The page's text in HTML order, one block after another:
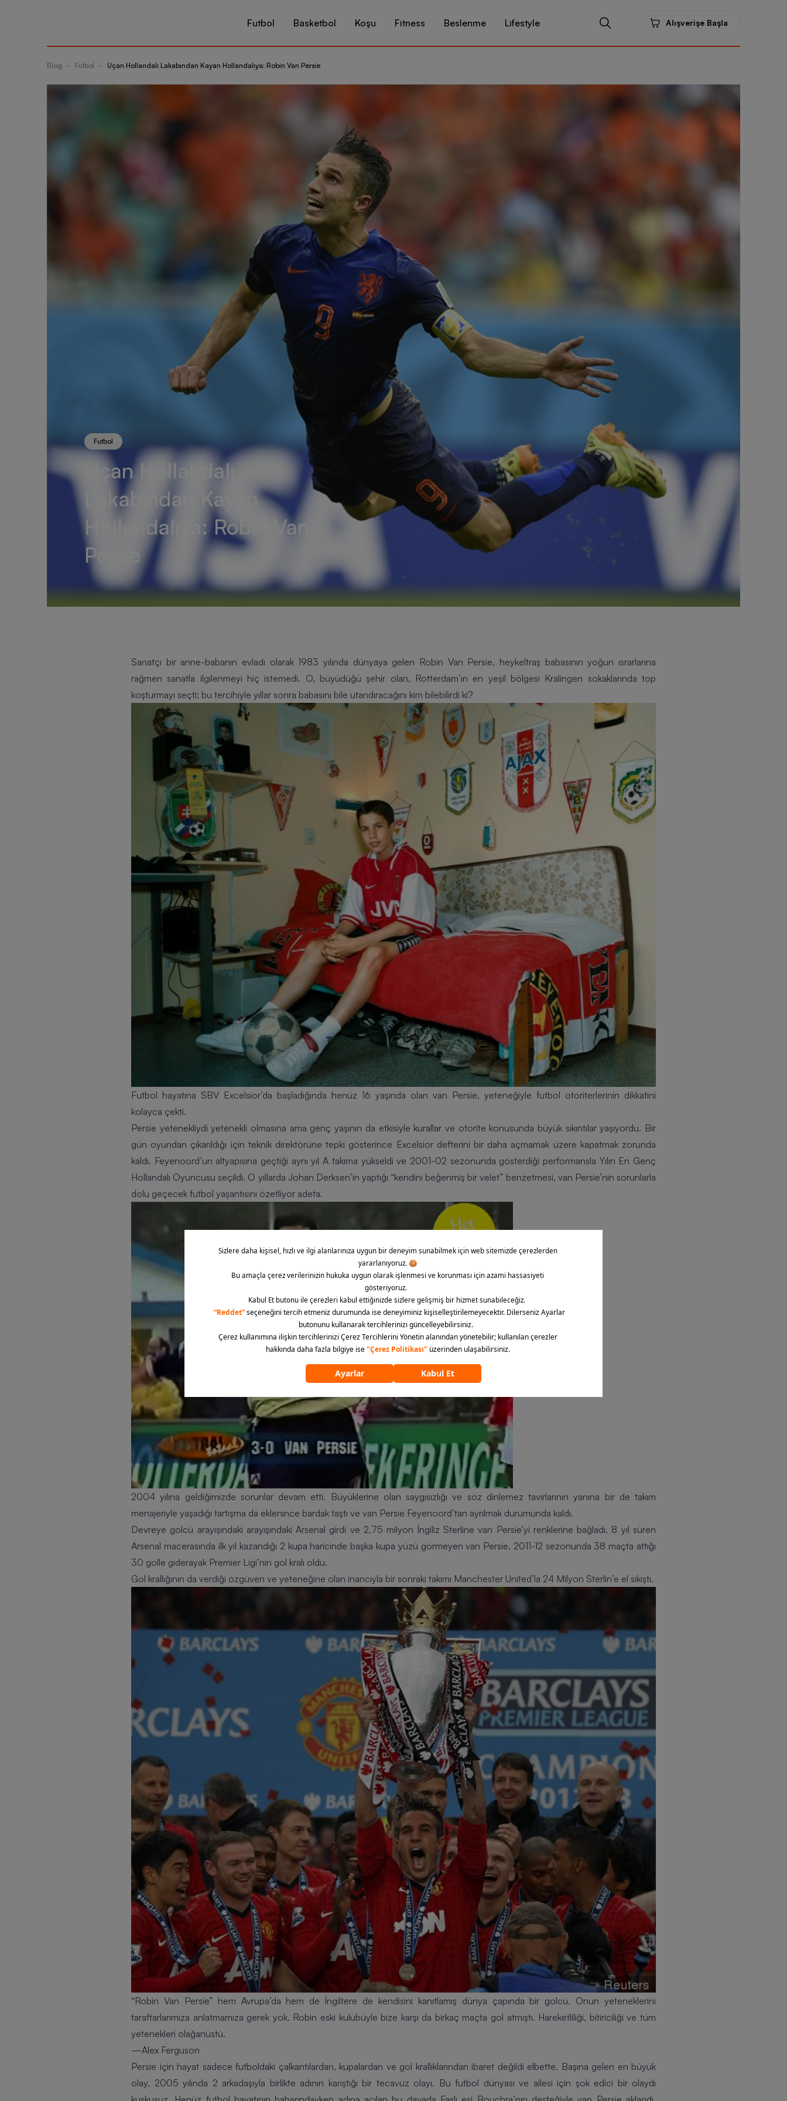
Futbol Basketbol Koşu Fitness Beslenme Lifestyle Alışverişe Başla
Blog - Futbol - Uçan Hollandalı Lakabından Kayan Hollandalıya: Robin Van Persie
Futbol
Uçan Hollandalı
Lakabından Kayan
Hollandalıya: Robin Van
Persie
Sanatçı bir anne-babanın evladı olarak 1983 yılında dünyaya gelen Robin Van Persie, heykeltraş babasının yoğun ısrarlarına
rağmen sanatla ilgilenmeyi hiç istemedi. O, büyüdüğü şehir olan, Rotterdam’ın en yeşil bölgesi Kralingen sokaklarında top
koşturmayı seçti; bu tercihiyle yıllar sonra babasını bile utandıracağını kim bilebilirdi ki?
Futbol hayatına SBV Excelsior’da başladığında henüz 16 yaşında olan van Persie, yeteneğiyle futbol otoriterlerinin dikkatini
kolayca çekti.
Persie yetenekliydi yetenekli olmasına ama genç yaşının da etkisiyle kurallar ve otorite konusunda büyük sıkıntılar yaşıyordu. Bir
gün oyundan çıkarıldığı için teknik direktörüne tepki gösterince Excelsior defterini bir daha açmamak üzere kapatmak zorunda
kaldı. Feyenoord’un altyapısına geçtiği aynı yıl A takıma yükseldi ve 2001-02 sezonunda gösterdiği performansla Yılın En Genç
Hollandalı Oyuncusu seçildi. O yıllarda Johan Derksen’in yaptığı “kendini beğenmiş bir velet” benzetmesi, van Persie’nin sorunlarla
dolu geçecek futbol yaşantısını özetliyor adeta.
2004 yılına geldiğimizde sorunlar devam etti. Büyüklerine olan saygısızlığı ve söz dinlemez tavırlarının yanına bir de takım
menajeriyle yaşadığı tartışma da eklenince bardak taştı ve van Persie Feyenoord’tan ayrılmak durumunda kaldı.
Devreye golcü arayışındaki arayışındakiArsenal girdi ve 2,75 milyon İngiliz Sterline van Persie’yi renklerine bağladı. 8 yıl süren
Arsenal macerasında ilk yıl kazandığı 2 kupa haricinde başka kupa yüzü görmeyen van Persie, 2011-12 sezonunda 38 maçta attığı
30 golle giderayak Premier Ligi’nin gol kralı oldu.
Gol krallığının da verdiği özgüven ve yeteneğine olan inancıyla bir sonraki takımı Manchester United’la 24 Milyon Sterlin’e el sıkıştı.
“Robin Van Persie” hem Avrupa’da hem de İngiltere de kendisini kanıtlamış dünya çapında bir golcü. Onun yeteneklerini
taraftarlarımıza anlatmamıza gerek yok. Robin eski kulübüyle bize karşı da birkaç maçta gol atmıştı. Hareketliliği, bitiriciliği ve tüm
yetenekleri olağanüstü.
—Alex Ferguson
Persie için hayat sadece futboldaki çalkantılardan, kupalardan ve gol krallıklarından ibaret değildi elbette. Başına gelen en büyük
olay, 2005 yılında 2 arkadaşıyla birlikte adının karıştığı bir tecavüz olayı. Bu futbol dünyası ve ailesi için şok edici bir olaydı